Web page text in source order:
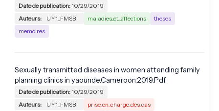
Date de publication:10/29/2019
Auteurs:
UY1_FMSB maladies_et_affections
theses
memoires
Sexually transmitted diseases in women attending family
planning clinics in yaounde.Cameroon.2019.Pdf
Date de publication:10/29/2019
Auteurs:
UY1_FMSB
prise_en_charge_des_cas